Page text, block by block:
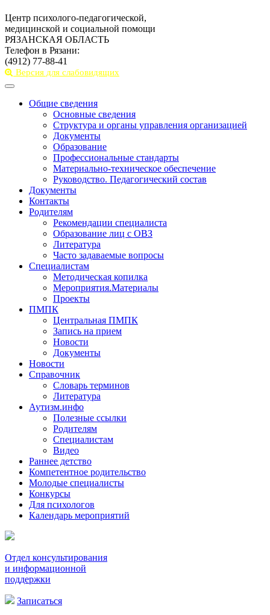
Центр психолого-педагогической,
медицинской и социальной помощи
РЯЗАНСКАЯ ОБЛАСТЬ
Телефон в Рязани:
(4912) 77-88-41
Версия для слабовидящих
Toggle
navigationОбщие сведения
Основные сведения
Структура и органы управления организацией
Документы
Образование
Профессиональные стандарты
Материально-техническое обеспечение
Руководство. Педагогический состав
Документы
Контакты
Родителям
Рекомендации специалиста
Образование лиц с ОВЗ
Литература
Часто задаваемые вопросы
Специалистам
Методическая копилка
Мероприятия.Материалы
Проекты
ПМПК
Центральная ПМПК
Запись на прием
Новости
Документы
Новости
Справочник
Словарь терминов
Литература
Аутизм.инфо
Полезные ссылки
Родителям
Специалистам
Видео
Раннее детство
Компетентное родительство
Молодые специалисты
Конкурсы
Для психологов
Календарь мероприятий
Отдел консультирования
и информационной
поддержки
Записаться